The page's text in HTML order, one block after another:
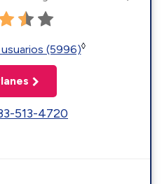
(5996)◊
513-4720